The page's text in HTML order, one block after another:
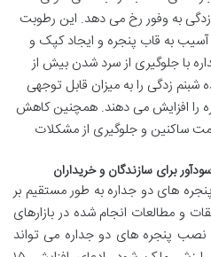
زدگی به وفور رخ می دهد. این رطوبت
آسیب به قاب پنجره و ایجاد کپک و
باجلوگیری ازسرد شدن بیش از
شبنم زدگی رابه میزان قابل توجهی
را افزایش می دهند. همچنین کاهش
ساکنین وجلوگیری ازمشکلات
برای سازندگان وخریداران
پنجره های دو جداره به طورمستقیم بر
و مطالعات انجام شده دربازارهای
نصب پنجره های دو جداره می تواند